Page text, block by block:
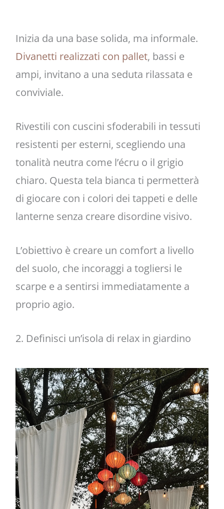
Inizia da una base solida, ma informale.
Divanetti realizzati con pallet, bassi e
ampi, invitano a una seduta rilassata e
conviviale.
Rivestili con cuscini sfoderabili in tessuti
resistenti per esterni, scegliendo una
tonalità neutra come l’écru o il grigio
chiaro. Questa tela bianca ti permetterà
di giocare con i colori dei tappeti e delle
lanterne senza creare disordine visivo.
L’obiettivo è creare un comfort a livello
del suolo, che incoraggi a togliersi le
scarpe e a sentirsi immediatamente a
proprio agio.
2. Definisci un’isola di relax in giardino